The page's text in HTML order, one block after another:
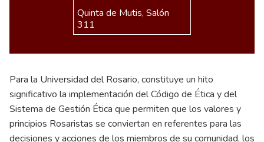
Quinta de Mutis, Salón
311
Para la Universidad del Rosario, constituye un hito
significativo la implementación del Código de Ética y del
Sistema de Gestión Ética que permiten que los valores y
principios Rosaristas se conviertan en referentes para las
decisiones y acciones de los miembros de su comunidad, los